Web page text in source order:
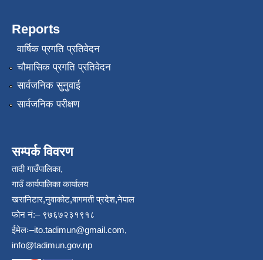
Reports
वार्षिक प्रगति प्रतिवेदन
चौमासिक प्रगति प्रतिवेदन
सार्वजनिक सुनुवाई
सार्वजनिक परीक्षण
सम्पर्क विवरण
तादी गाउँपालिका,
गाउँ कार्यपालिका कार्यालय
खरानिटार,नुवाकोट,बागमती प्रदेश,नेपाल
फोन नं:– ९७६७२३१९१८
ईमेलः–ito.tadimun@gmail.com,
info@tadimun.gov.np